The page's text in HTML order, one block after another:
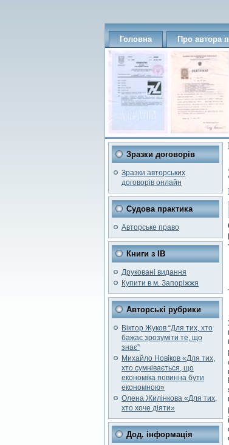
Головна Про автора
Зразки договорів
Зразки авторських
договорів онлайн
Судова практика
Авторське право
Книги з ІВ
Друковані видання
Купити в м. Запоріжжя
Авторські рубрики
Віктор Жуков “Для тих, хто
бажає зрозуміти те, що
знає”
Михайло Новіков «Для тих,
хто сумнівається, що
економіка повинна бути
економною»
Олена Жилінкова «Для тих,
хто хоче діяти»
Дод. інформація